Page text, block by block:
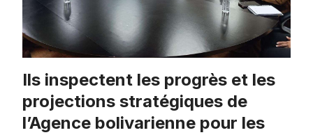
Ils inspectent les progrès et les
projections stratégiques de
l’Agence bolivarienne pour les